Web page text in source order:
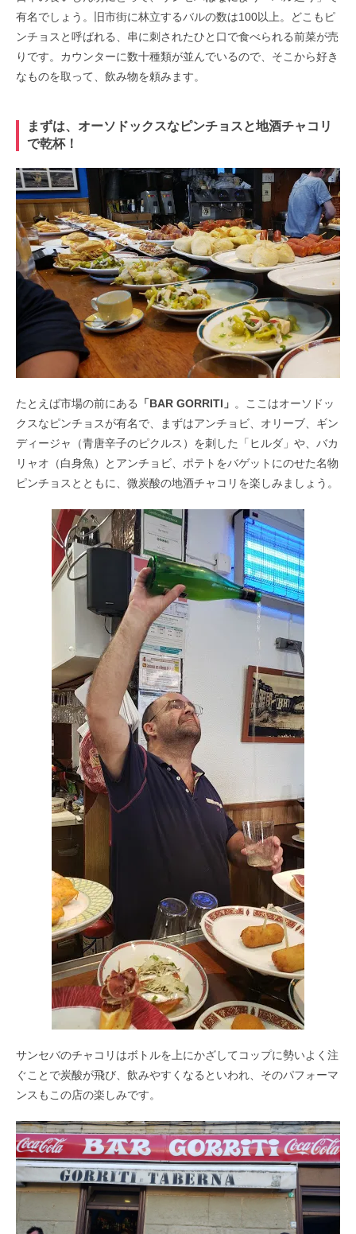
有名でしょう。旧市街に林立するバルの数は100以上。どこもピ
ンチョスと呼ばれる、串に刺されたひと口で食べられる前菜が売
りです。カウンターに数十種類が並んでいるので、そこから好き
なものを取って、飲み物を頼みます。
まずは、オーソドックスなピンチョスと地酒チャコリ
で乾杯！
たとえば市場の前にある 「BAR GORRITI」 。ここはオーソドッ
クスなピンチョスが有名で、まずはアンチョビ、オリーブ、ギン
ディージャ（青唐辛子のピクルス）を刺した「ヒルダ」や、バカ
リャオ（白身魚）とアンチョビ、ポテトをバゲットにのせた名物
ピンチョスとともに、微炭酸の地酒チャコリを楽しみましょう。
サンセバのチャコリはボトルを上にかざしてコップに勢いよく注
ぐことで炭酸が飛び、飲みやすくなるといわれ、そのパフォーマ
ンスもこの店の楽しみです。